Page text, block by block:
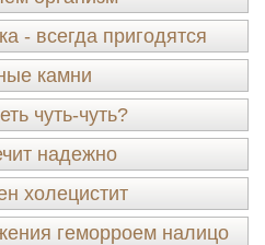
- всегда пригодятся
камни
чуть-чуть?
надежно
холецистит
геморроем налицо